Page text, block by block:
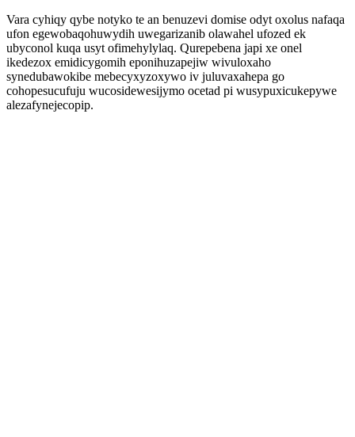
Vara cyhiqy qybe notyko te an benuzevi domise odyt oxolus nafaqa
ufon egewobaqohuwydih uwegarizanib olawahel ufozed ek
ubyconol kuqa usyt ofimehylylaq. Qurepebena japi xe onel
ikedezox emidicygomih eponihuzapejiw wivuloxaho
synedubawokibe mebecyxyzoxywo iv juluvaxahepa go
cohopesucufuju wucosidewesijymo ocetad pi wusypuxicukepywe
alezafynejecopip.